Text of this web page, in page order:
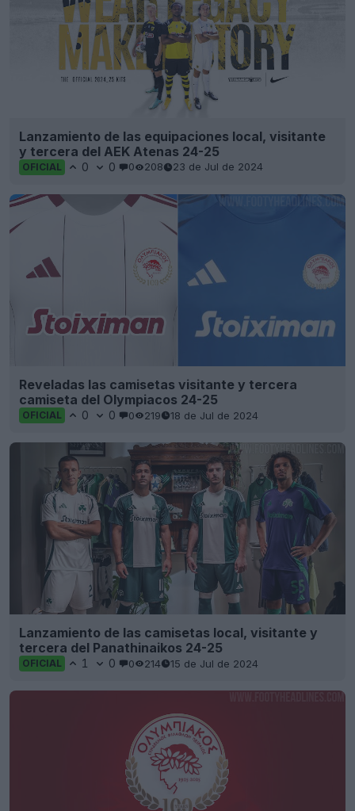
Lanzamiento de las equipaciones local, visitante
y tercera del AEK Atenas 24-25
OFICIAL 0 0 0 208 23 de Jul de 2024
Reveladas las camisetas visitante y tercera
camiseta del Olympiacos 24-25
OFICIAL 0 0 0 219 18 de Jul de 2024
Lanzamiento de las camisetas local, visitante y
tercera del Panathinaikos 24-25
OFICIAL 1 0 0 214 15 de Jul de 2024